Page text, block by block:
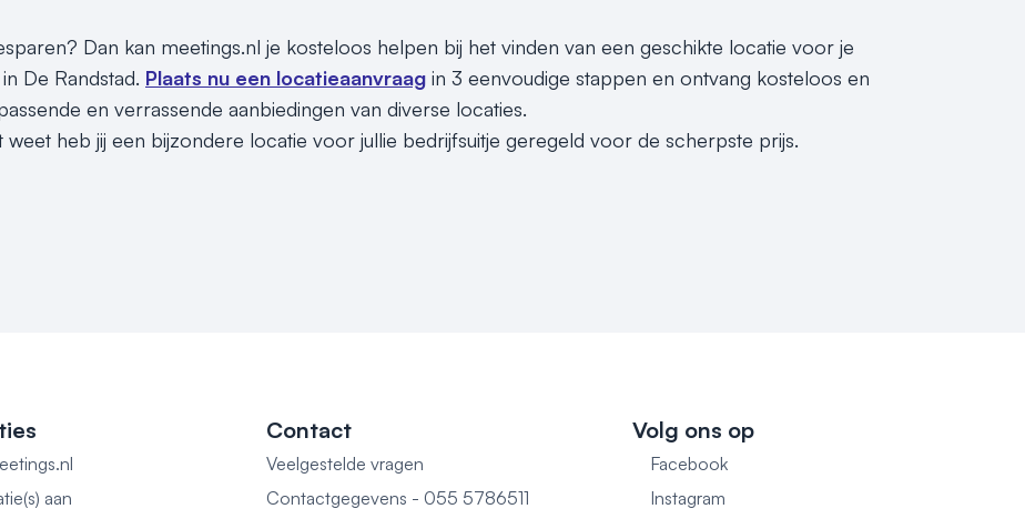
Dan kan meetings.nl je kosteloos helpen bij het vinden van een geschikte locatie voor je
De Randstad. Plaats nu een locatieaanvraag in 3 eenvoudige stappen en ontvang kosteloos en
en verrassende aanbiedingen van diverse locaties.
weet heb jij een bijzondere locatie voor jullie bedrijfsuitje geregeld voor de scherpste prijs.
aan
Contact
Veelgestelde vragen
Contactgegevens - 055 5786511
Volg ons op
Facebook
Instagram